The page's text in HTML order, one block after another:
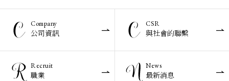
Company
公司資訊
CSR
與社會的聯繫
Recruit
職業
News
最新消息